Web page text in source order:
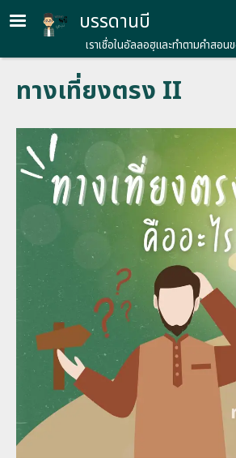
Skip to main content
บรรดานบี
เราเชื่อในอัลลอฮฺและทำตามคำสอน
ทางเที่ยงตรง II